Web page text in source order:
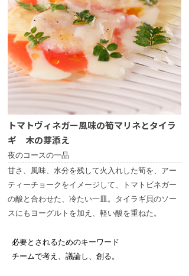
トマトヴィネガー風味の筍マリネとタイラ
ギ 木の芽添え
夜のコースの一品
甘さ、風味、水分を残して火入れした筍を、アー
ティーチョークをイメージして、トマトビネガー
の酸と合わせた、冷たい一皿。タイラギ貝のソー
スにもヨーグルトを加え、軽い酸を重ねた。
必要とされるためのキーワード
チームで考え、議論し、創る。